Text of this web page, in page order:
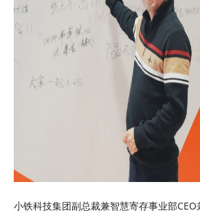
小铁科技集团副总裁兼智慧寄存事业部